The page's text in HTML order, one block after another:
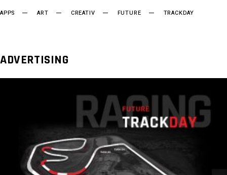
APPS ART CREATIV FUTURE TRACKDAY
ADVERTISING